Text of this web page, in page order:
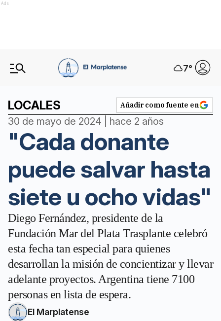
Ads
7°
LOCALES Añadir como fuente en
30 de mayo de 2024 | hace 2 años
"Cada donante
puede salvar hasta
siete u ocho vidas"
Diego Fernández, presidente de la
Fundación Mar del Plata Trasplante celebró
esta fecha tan especial para quienes
desarrollan la misión de concientizar y llevar
adelante proyectos. Argentina tiene 7100
personas en lista de espera.
El Marplatense